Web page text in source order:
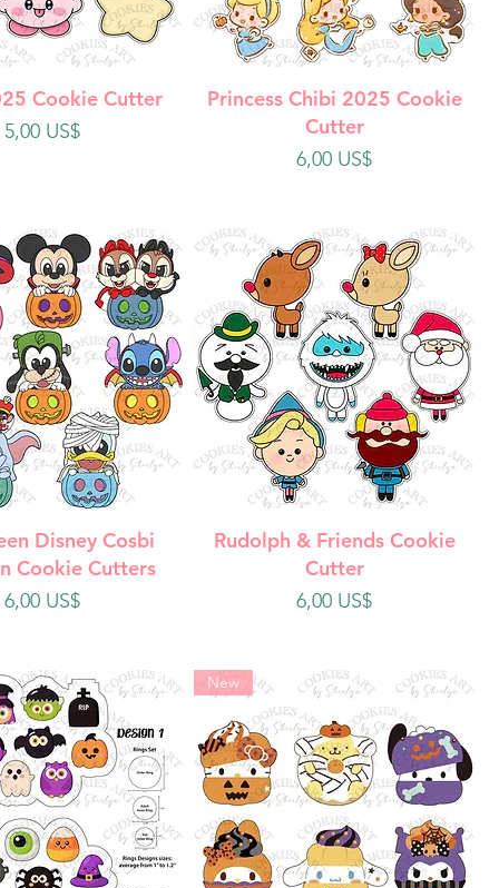
rápida
Cookie Cutter
Precio
5,00 US$
Vista rápida
Princess Chibi 2025 Cookie
Cutter
Precio
6,00 US$
rápida
Disney Cosbi
Cookie Cutters
Precio
6,00 US$
Vista rápida
Rudolph & Friends Cookie
Cutter
Precio
6,00 US$
New